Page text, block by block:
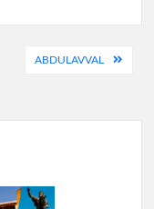
ABDULAVVAL